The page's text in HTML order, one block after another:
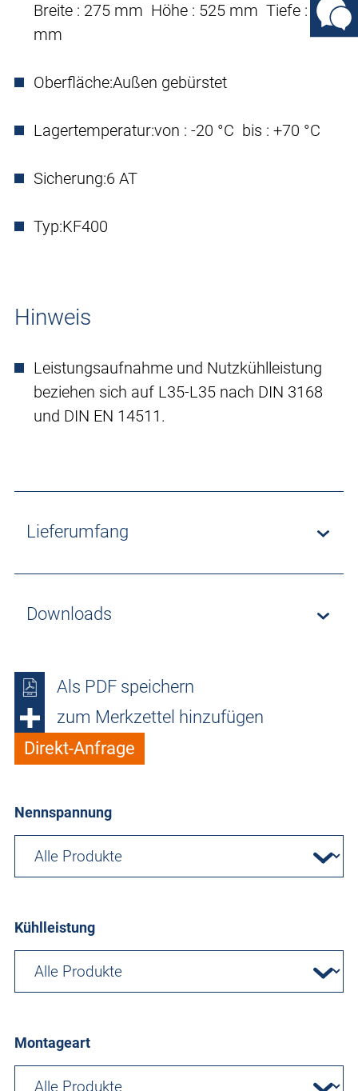
Breite : 275 mm Höhe : 525 mm Tiefe : 144
mm
Oberfläche:Außen gebürstet
Lagertemperatur:von : -20 °C bis : +70 °C
Sicherung:6 AT
Typ:KF400
Hinweis
Leistungsaufnahme und Nutzkühlleistung
beziehen sich auf L35-L35 nach DIN 3168
und DIN EN 14511.
Lieferumfang
Downloads
Als PDF speichern
zum Merkzettel hinzufügen
Direkt-Anfrage
Nennspannung
Kühlleistung
Montageart